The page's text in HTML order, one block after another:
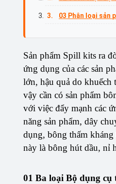
03 Phân loại sản
Sản phẩm Spill kits ra
ứng dụng của các sản
lớn, hậu quả do
vậy cần có sản phẩm
với việc đẩy mạnh các
năng sản phẩm, dây
dụng, bông thấm
này là bông hút dầu, nỉ
01 Ba loại Bộ dụng cụ